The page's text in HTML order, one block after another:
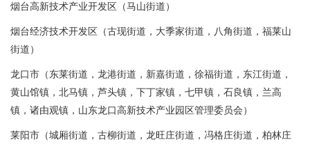
烟台高新技术产业开发区（马山街道）
烟台经济技术开发区（古现街道，大季家街道，八角街道，福莱山
街道）
龙口市（东莱街道，龙港街道，新嘉街道，徐福街道，东江街道，
黄山馆镇，北马镇，芦头镇，下丁家镇，七甲镇，石良镇，兰高
镇，诸由观镇，山东龙口高新技术产业园区管理委员会）
莱阳市（城厢街道，古柳街道，龙旺庄街道，冯格庄街道，柏林庄